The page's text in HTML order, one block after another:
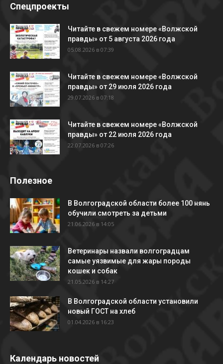
Спецпроекты
Читайте в свежем номере «Волжской
правды» от 5 августа 2026 года
05.08.2026 в 07:39
Читайте в свежем номере «Волжской
правды» от 29 июля 2026 года
29.07.2026 в 07:18
Читайте в свежем номере «Волжской
правды» от 22 июля 2026 года
22.07.2026 в 07:26
Полезное
В Волгоградской области более 100 нянь
обучили смотреть за детьми
21.06.2026 в 14:05
Ветеринары назвали волгоградцам
самые уязвимые для жары породы
кошек и собак
21.05.2026 в 14:27
В Волгоградской области установили
новый ГОСТ на хлеб
01.04.2026 в 16:23
Календарь новостей